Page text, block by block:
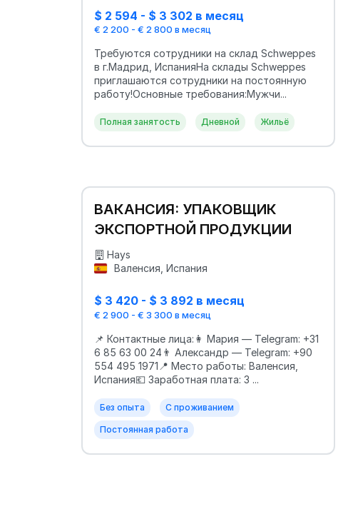
$ 2 594 - $ 3 302 в месяц
€ 2 200 - € 2 800 в месяц
Требуются сотрудники на склад Schweppes
в г.Мадрид, ИспанияНа склады Schweppes
приглашаются сотрудники на постоянную
работу!Основные требования:Мужчи...
Полная занятость Дневной Жильё
ВАКАНСИЯ: УПАКОВЩИК
ЭКСПОРТНОЙ ПРОДУКЦИИ
Hays
Валенсия, Испания
$ 3 420 - $ 3 892 в месяц
€ 2 900 - € 3 300 в месяц
📌 Контактные лица:👩 Мария — Telegram: +31
6 85 63 00 24👨 Александр — Telegram: +90
554 495 1971📍 Место работы: Валенсия,
Испания💶 Заработная плата: 3 ...
Без опыта С проживанием
Постоянная работа